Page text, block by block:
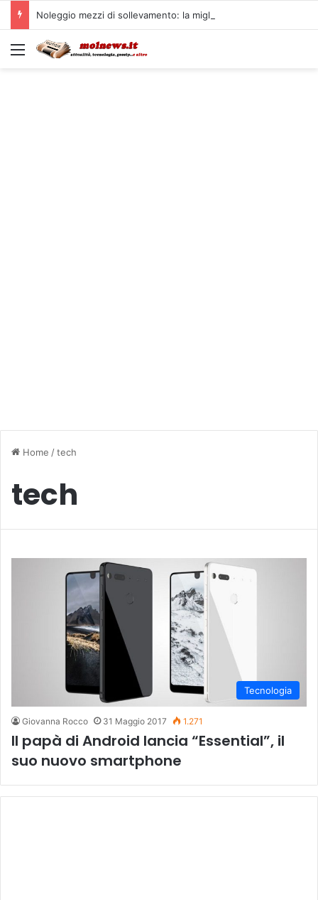
Noleggio mezzi di sollevamento: la migliore soluzione
Menu
Home /tech
tech
Tecnologia
Giovanna Rocco 31 Maggio 2017 1.271
Il papà di Android lancia “Essential”, il
suo nuovo smartphone